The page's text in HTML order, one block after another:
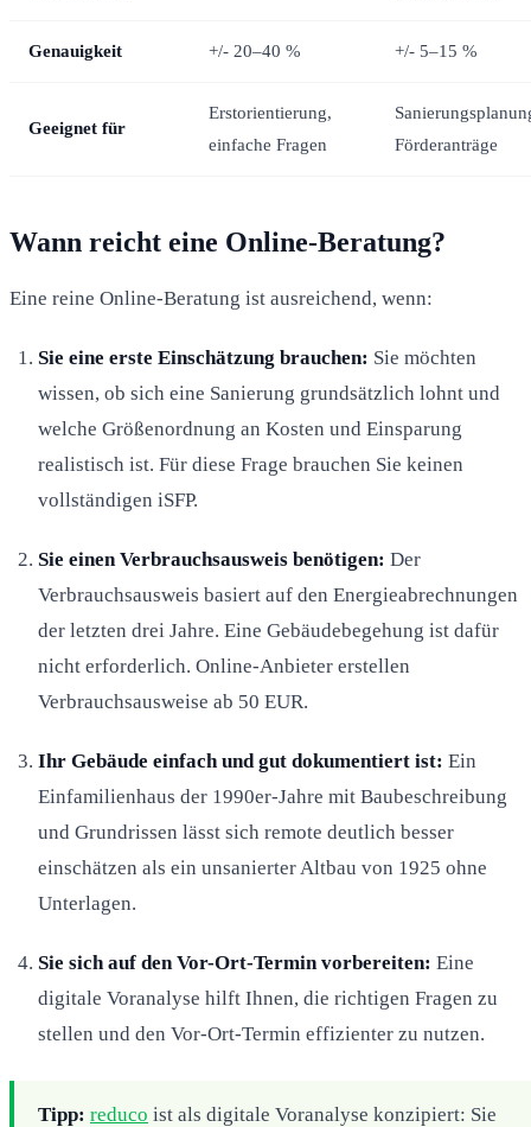
Genauigkeit +/- 20–40 % +/- 5–15 %
Geeignet für
Erstorientierung,
einfache Fragen
Förderanträge
Wann reicht eine Online-Beratung?
Eine reine Online-Beratung ist ausreichend, wenn:
Sie eine erste Einschätzung brauchen: Sie möchten
wissen, ob sich eine Sanierung grundsätzlich lohnt und
welche Größenordnung an Kosten und Einsparung
realistisch ist. Für diese Frage brauchen Sie keinen
vollständigen iSFP.
Sie einen Verbrauchsausweis benötigen: Der
Verbrauchsausweis basiert auf den Energieabrechnungen
der letzten drei Jahre. Eine Gebäudebegehung ist dafür
nicht erforderlich. Online-Anbieter erstellen
Verbrauchsausweise ab 50 EUR.
Ihr Gebäude einfach und gut dokumentiert ist: Ein
Einfamilienhaus der 1990er-Jahre mit Baubeschreibung
und Grundrissen lässt sich remote deutlich besser
einschätzen als ein unsanierter Altbau von 1925 ohne
Unterlagen.
Sie sich auf den Vor-Ort-Termin vorbereiten: Eine
digitale Voranalyse hilft Ihnen, die richtigen Fragen zu
stellen und den Vor-Ort-Termin effizienter zu nutzen.
Tipp: reduco ist als digitale Voranalyse konzipiert: Sie